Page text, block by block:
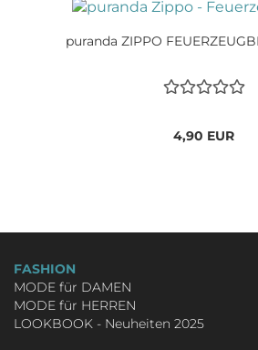
puranda ZIPPO
4,90 EUR
FASHION
MODE für DAMEN
MODE für HERREN
LOOKBOOK - Neuheiten 2025